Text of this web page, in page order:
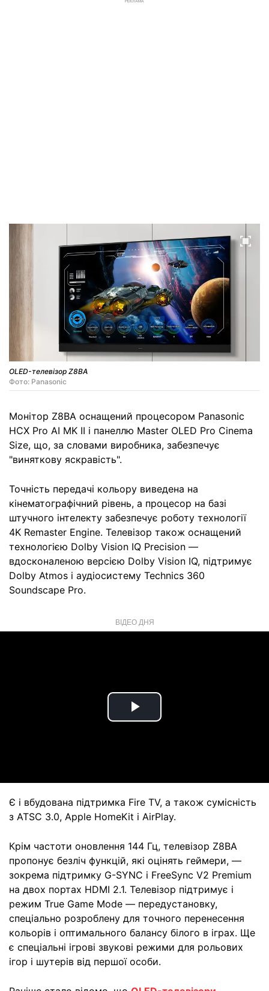
РЕКЛАМА
OLED-телевізор Z8BA
Фото: Panasonic
Монітор Z8BA оснащений процесором Panasonic
HCX Pro AI MK II і панеллю Master OLED Pro Cinema
Size, що, за словами виробника, забезпечує
"виняткову яскравість".
Точність передачі кольору виведена на
кінематографічний рівень, а процесор на базі
штучного інтелекту забезпечує роботу технології
4K Remaster Engine. Телевізор також оснащений
технологією Dolby Vision IQ Precision —
вдосконаленою версією Dolby Vision IQ, підтримує
Dolby Atmos і аудіосистему Technics 360
Soundscape Pro.
ВІДЕО ДНЯ
Play
Є і вбудована підтримка Fire TV, а також сумісність
з ATSC 3.0, Apple HomeKit і AirPlay.
Крім частоти оновлення 144 Гц, телевізор Z8BA
пропонує безліч функцій, які оцінять геймери, —
зокрема підтримку G-SYNC і FreeSync V2 Premium
на двох портах HDMI 2.1. Телевізор підтримує і
режим True Game Mode — передустановку,
спеціально розроблену для точного перенесення
кольорів і оптимального балансу білого в іграх. Ще
є спеціальні ігрові звукові режими для рольових
ігор і шутерів від першої особи.